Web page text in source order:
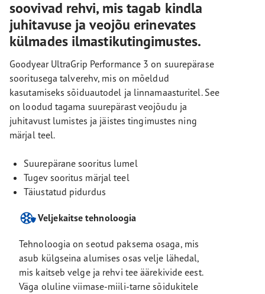
soovivad rehvi, mis tagab kindla
juhitavuse ja veojõu erinevates
külmades ilmastikutingimustes.
Goodyear UltraGrip Performance 3 on suurepärase
sooritusega talverehv, mis on mõeldud
kasutamiseks sõiduautodel ja linnamaasturitel. See
on loodud tagama suurepärast veojõudu ja
juhitavust lumistes ja jäistes tingimustes ning
märjal teel.
Suurepärane sooritus lumel
Tugev sooritus märjal teel
Täiustatud pidurdus
Veljekaitse tehnoloogia
Tehnoloogia on seotud paksema osaga, mis
asub külgseina alumises osas velje lähedal,
mis kaitseb velge ja rehvi tee äärekivide eest.
Väga oluline viimase-miili-tarne sõidukitele